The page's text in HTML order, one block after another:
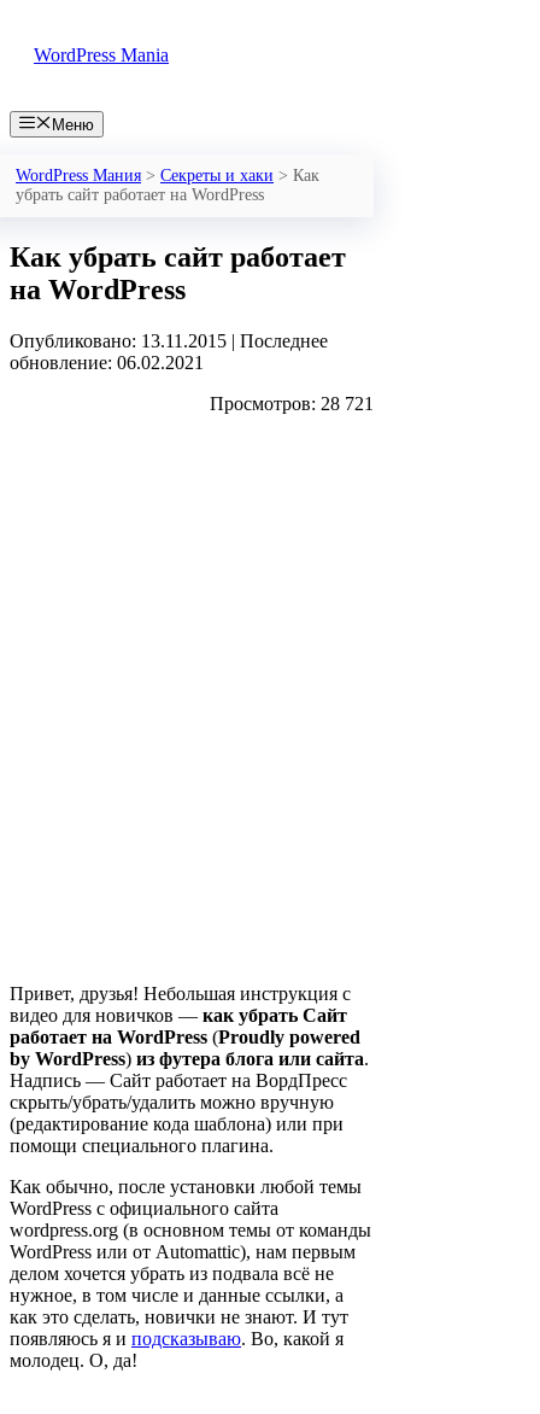
WordPress Mania
Меню
WordPress Мания > Секреты и хаки > Как
убрать сайт работает на WordPress
Как убрать сайт работает
на WordPress
Опубликовано: 13.11.2015 | Последнее
обновление: 06.02.2021
Просмотров: 28 721
Привет, друзья! Небольшая инструкция с
видео для новичков — как убрать Сайт
работает на WordPress (Proudly powered
by WordPress) из футера блога или сайта.
Надпись — Сайт работает на ВордПресс
скрыть/убрать/удалить можно вручную
(редактирование кода шаблона) или при
помощи специального плагина.
Как обычно, после установки любой темы
WordPress с официального сайта
wordpress.org (в основном темы от команды
WordPress или от Automattic), нам первым
делом хочется убрать из подвала всё не
нужное, в том числе и данные ссылки, а
как это сделать, новички не знают. И тут
появляюсь я и подсказываю. Во, какой я
молодец. О, да!